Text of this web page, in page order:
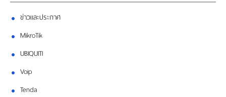
ข่าวและประกาศ
MikroTik
UBIQUITI
Voip
Tenda